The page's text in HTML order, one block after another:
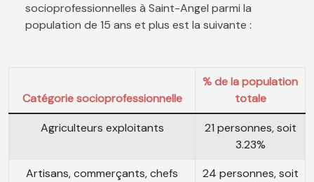
socioprofessionnelles à Saint-Angel parmi la
population de 15 ans et plus est la suivante :
Catégorie socioprofessionnelle
% de la population
totale
Agriculteurs exploitants
21 personnes, soit
3.23%
Artisans, commerçants, chefs
24 personnes, soit